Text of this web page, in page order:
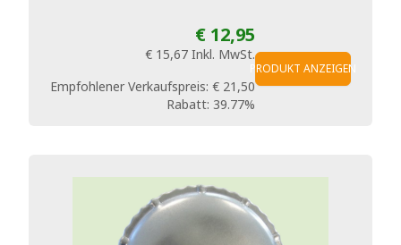
€ 12,95
€ 15,67 Inkl. MwSt.
Empfohlener Verkaufspreis: € 21,50
Rabatt: 39.77%
PRODUKT ANZEIGEN